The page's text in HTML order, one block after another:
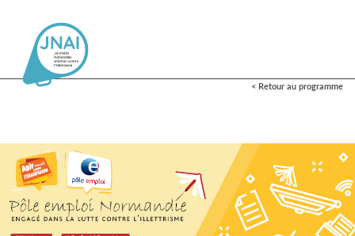
< Retour au programme